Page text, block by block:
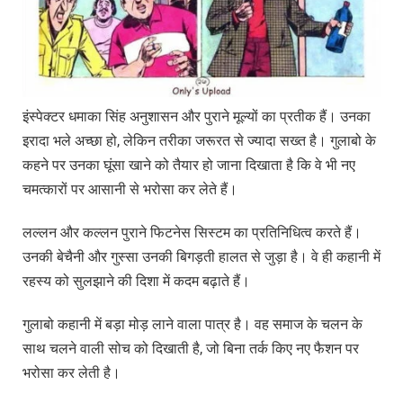
इंस्पेक्टर धमाका सिंह अनुशासन और पुराने मूल्यों का प्रतीक हैं। उनका
इरादा भले अच्छा हो, लेकिन तरीका जरूरत से ज्यादा सख्त है। गुलाबो के
कहने पर उनका घूंसा खाने को तैयार हो जाना दिखाता है कि वे भी नए
चमत्कारों पर आसानी से भरोसा कर लेते हैं।
लल्लन और कल्लन पुराने फिटनेस सिस्टम का प्रतिनिधित्व करते हैं।
उनकी बेचैनी और गुस्सा उनकी बिगड़ती हालत से जुड़ा है। वे ही कहानी में
रहस्य को सुलझाने की दिशा में कदम बढ़ाते हैं।
गुलाबो कहानी में बड़ा मोड़ लाने वाला पात्र है। वह समाज के चलन के
साथ चलने वाली सोच को दिखाती है, जो बिना तर्क किए नए फैशन पर
भरोसा कर लेती है।